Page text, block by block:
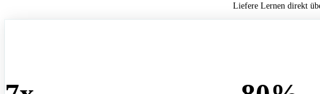
Liefere Lernen direkt